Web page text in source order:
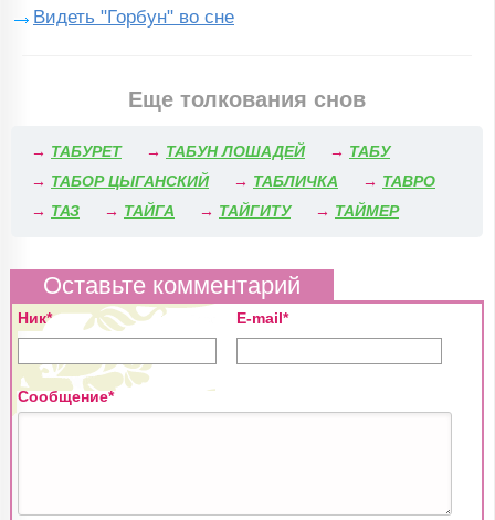
Видеть "Горбун" во сне
Еще толкования снов
→ ТАБУРЕТ → ТАБУН ЛОШАДЕЙ → ТАБУ
→ ТАБОР ЦЫГАНСКИЙ → ТАБЛИЧКА → ТАВРО
→ ТАЗ → ТАЙГА → ТАЙГИТУ → ТАЙМЕР
Оставьте комментарий
Ник* E-mail*
Сообщение*